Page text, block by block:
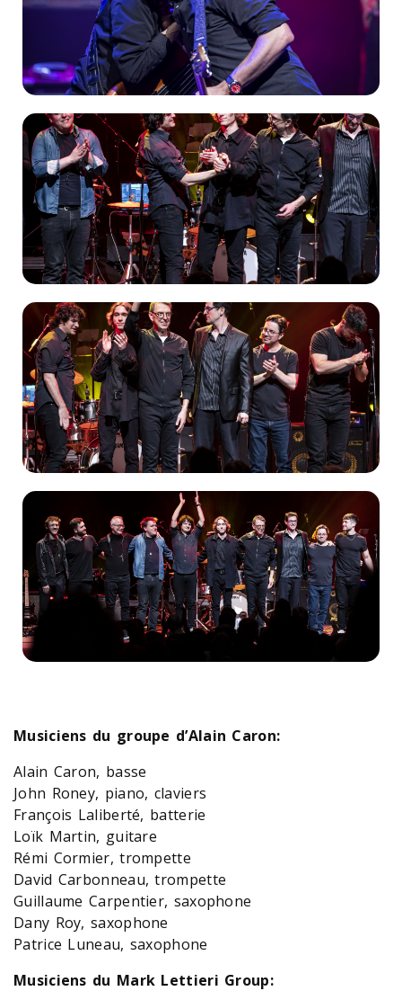
Musiciens du groupe d’Alain Caron:
Alain Caron, basse
John Roney, piano, claviers
François Laliberté, batterie
Loïk Martin, guitare
Rémi Cormier, trompette
David Carbonneau, trompette
Guillaume Carpentier, saxophone
Dany Roy, saxophone
Patrice Luneau, saxophone
Musiciens du Mark Lettieri Group: